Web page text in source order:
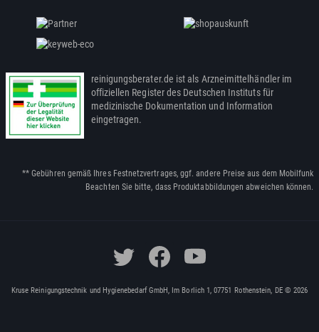
reinigungsberater.de ist als Arzneimittelhändler im
offiziellen Register des Deutschen Instituts für
medizinische Dokumentation und Information
eingetragen.
** Gebühren gemäß Ihres Festnetzvertrages, ggf. andere Preise aus dem Mobilfunk
Beachten Sie bitte, dass Produktabbildungen abweichen können.
Kruse Reinigungstechnik und Hygienebedarf GmbH, Im Borlich 1, 07751 Rothenstein, DE © 2026